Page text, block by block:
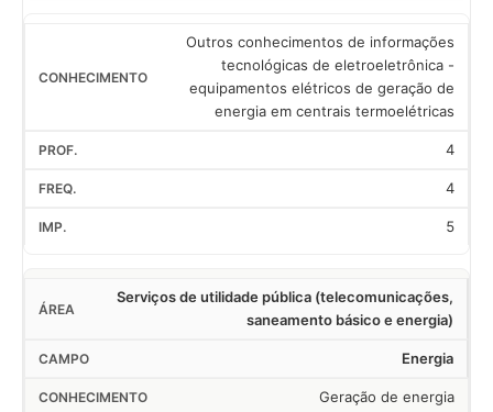
Outros conhecimentos de informações
tecnológicas de eletroeletrônica -
equipamentos elétricos de geração de
energia em centrais termoelétricas
4
4
5
Serviços de utilidade pública (telecomunicações,
saneamento básico e energia)
Energia
Geração de energia